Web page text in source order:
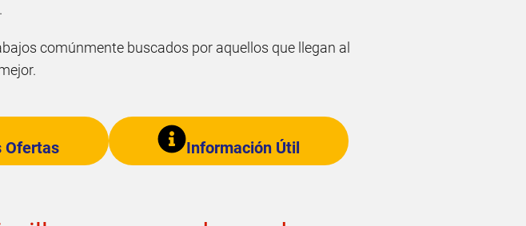
comúnmente buscados por aquellos que llegan al
Ofertas Información Útil